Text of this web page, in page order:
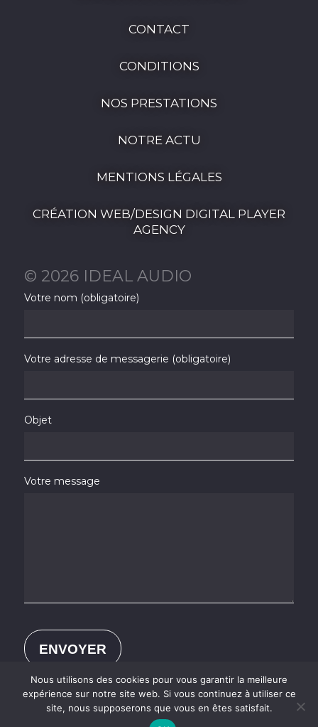
CONTACT
CONDITIONS
NOS PRESTATIONS
NOTRE ACTU
MENTIONS LÉGALES
CRÉATION WEB/DESIGN DIGITAL PLAYER
AGENCY
© 2026 IDEAL AUDIO
Votre nom (obligatoire)
Votre adresse de messagerie (obligatoire)
Objet
Votre message
Nous utilisons des cookies pour vous garantir la meilleure
expérience sur notre site web. Si vous continuez à utiliser ce
site, nous supposerons que vous en êtes satisfait.